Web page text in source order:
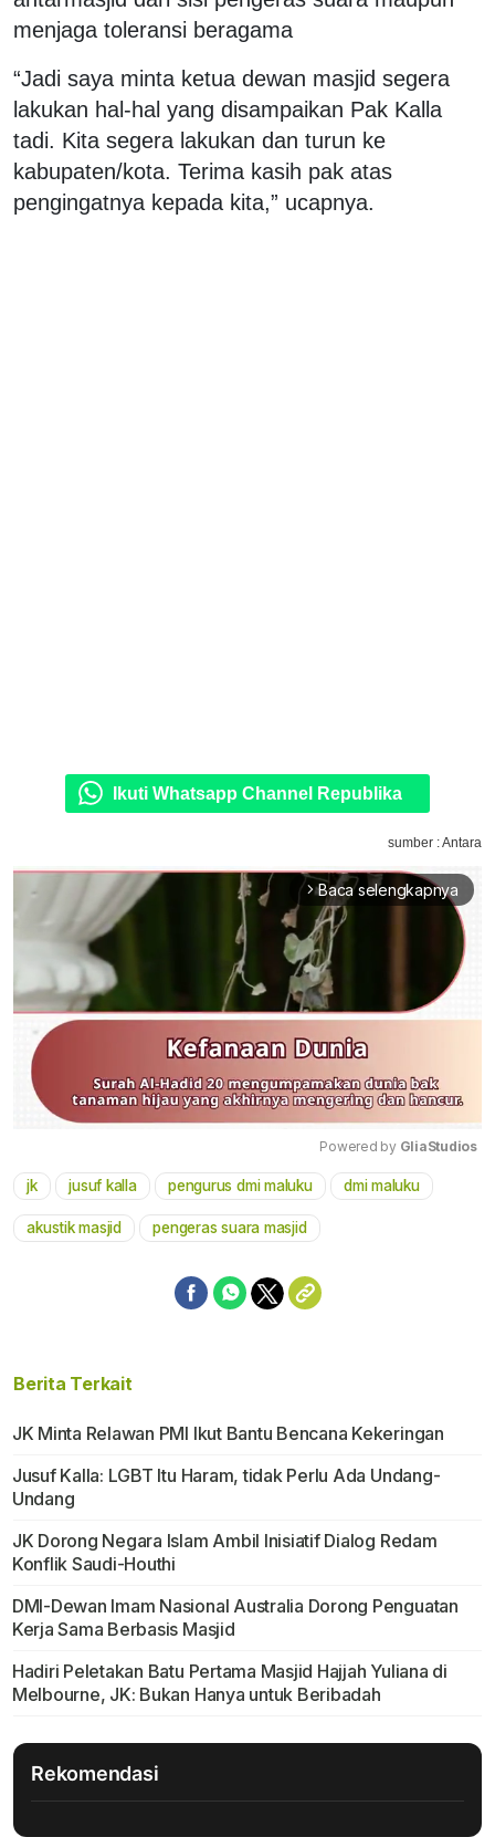
menjaga toleransi beragama
“Jadi saya minta ketua dewan masjid segera
lakukan hal-hal yang disampaikan Pak Kalla
tadi. Kita segera lakukan dan turun ke
kabupaten/kota. Terima kasih pak atas
pengingatnya kepada kita,” ucapnya.
Ikuti Whatsapp Channel Republika
sumber : Antara
arrow_forward_ios Baca selengkapnya
Mute
Powered by GliaStudios
jk jusuf kalla pengurus dmi maluku dmi maluku
akustik masjid pengeras suara masjid
Berita Terkait
JK Minta Relawan PMI Ikut Bantu Bencana Kekeringan
Jusuf Kalla: LGBT Itu Haram, tidak Perlu Ada Undang-
Undang
JK Dorong Negara Islam Ambil Inisiatif Dialog Redam
Konflik Saudi-Houthi
DMI-Dewan Imam Nasional Australia Dorong Penguatan
Kerja Sama Berbasis Masjid
Hadiri Peletakan Batu Pertama Masjid Hajjah Yuliana di
Melbourne, JK: Bukan Hanya untuk Beribadah
Rekomendasi